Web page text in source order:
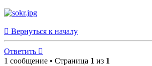
Вернуться к началу
Ответить
1 сообщение • Страница 1 из 1